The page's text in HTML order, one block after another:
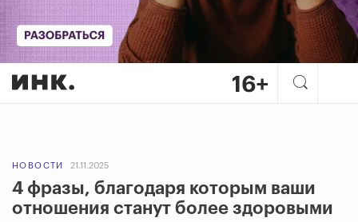
НОВОСТИ 21.11.2025
4 фразы, благодаря которым ваши
отношения станут более здоровыми